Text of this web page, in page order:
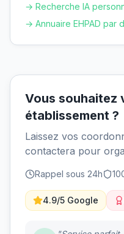
→ Recherche IA
→ Annuaire EHPAD par
Vous souhaitez
établissement ?
Laissez vos
contactera pour
Rappel sous 24h
4.9/5 Google